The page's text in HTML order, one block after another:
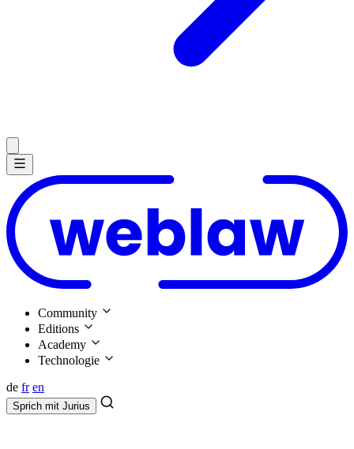
Community
Editions
Academy
Technologie
de fr en
Sprich mit Jurius